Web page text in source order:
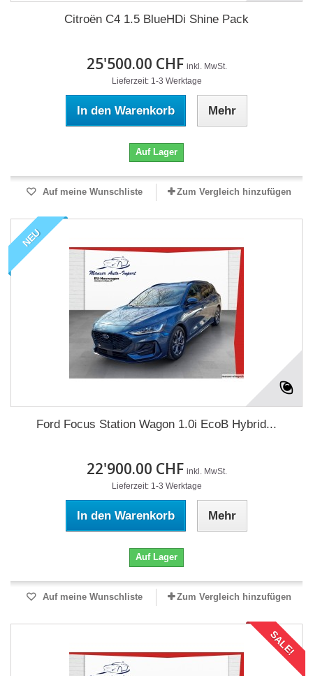
Citroën C4 1.5 BlueHDi Shine Pack
25'500.00 CHF inkl. MwSt.
Lieferzeit: 1-3 Werktage
In den Warenkorb Mehr
Auf Lager
Auf meine Wunschliste Zum Vergleich hinzufügen
NEU
Ford Focus Station Wagon 1.0i EcoB Hybrid...
22'900.00 CHF inkl. MwSt.
Lieferzeit: 1-3 Werktage
In den Warenkorb Mehr
Auf Lager
Auf meine Wunschliste Zum Vergleich hinzufügen
SALE!